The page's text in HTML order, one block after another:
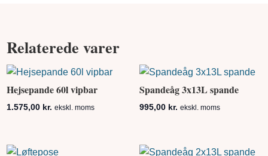
Relaterede varer
Hejsepande 60l vipbar
1.575,00 kr. ekskl. moms
Spandeåg 3x13L spande
995,00 kr. ekskl. moms